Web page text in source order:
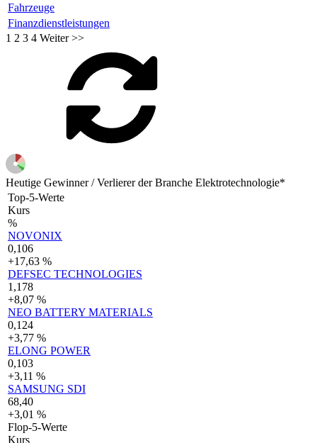
Fahrzeuge
Finanzdienstleistungen
1 2 3 4 Weiter >>
Heutige Gewinner / Verlierer der Branche Elektrotechnologie*
Top-5-Werte
Kurs
%
NOVONIX
0,106
+17,63 %
DEFSEC TECHNOLOGIES
1,178
+8,07 %
NEO BATTERY MATERIALS
0,124
+3,77 %
ELONG POWER
0,103
+3,11 %
SAMSUNG SDI
68,40
+3,01 %
Flop-5-Werte
Kurs